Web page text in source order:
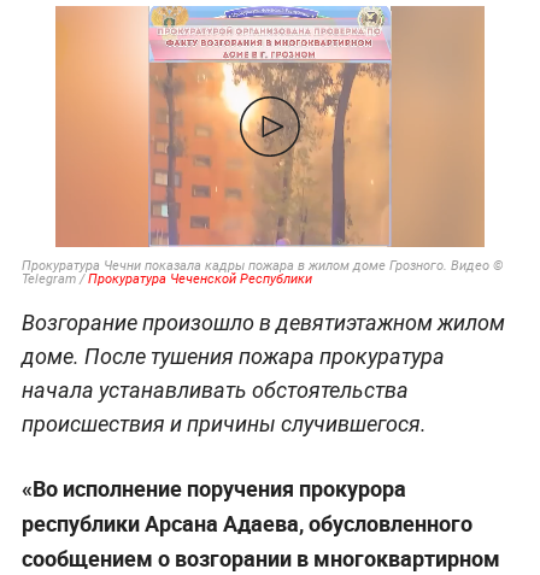
Прокуратура Чечни показала кадры пожара в жилом доме Грозного. Видео ©
Telegram /Прокуратура Чеченской Республики
Возгорание произошло в девятиэтажном жилом
доме. После тушения пожара прокуратура
начала устанавливать обстоятельства
происшествия и причины случившегося.
«Во исполнение поручения прокурора
республики Арсана Адаева, обусловленного
сообщением о возгорании в многоквартирном